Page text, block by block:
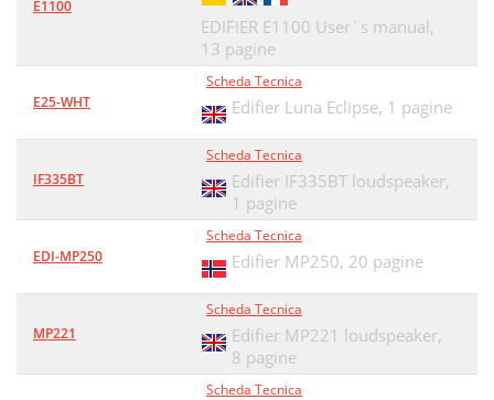
E1100
EDIFIER E1100 User`s manual,
13 pagine
E25-WHT
Scheda Tecnica
Edifier Luna Eclipse, 1 pagine
IF335BT
Scheda Tecnica
Edifier IF335BT loudspeaker,
1 pagine
EDI-MP250
Scheda Tecnica
Edifier MP250, 20 pagine
MP221
Scheda Tecnica
Edifier MP221 loudspeaker,
8 pagine
Scheda Tecnica